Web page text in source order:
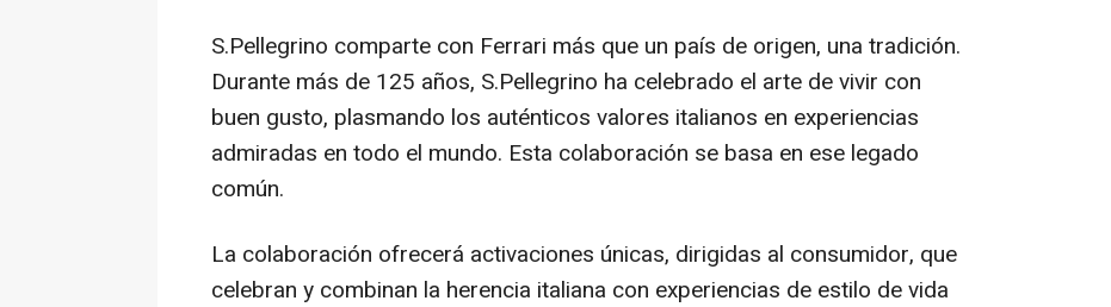
S.Pellegrino comparte con Ferrari más que un país de origen, una tradición.
Durante más de 125 años, S.Pellegrino ha celebrado el arte de vivir con
buen gusto, plasmando los auténticos valores italianos en experiencias
admiradas en todo el mundo. Esta colaboración se basa en ese legado
común.
La colaboración ofrecerá activaciones únicas, dirigidas al consumidor, que
celebran y combinan la herencia italiana con experiencias de estilo de vida